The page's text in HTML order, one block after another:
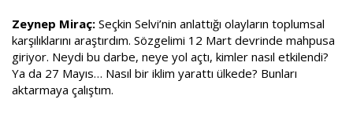
Zeynep Miraç: Seçkin Selvi’nin anlattığı olayların toplumsal
karşılıklarını araştırdım. Sözgelimi 12 Mart devrinde mahpusa
giriyor. Neydi bu darbe, neye yol açtı, kimler nasıl etkilendi?
Ya da 27 Mayıs… Nasıl bir iklim yarattı ülkede? Bunları
aktarmaya çalıştım.